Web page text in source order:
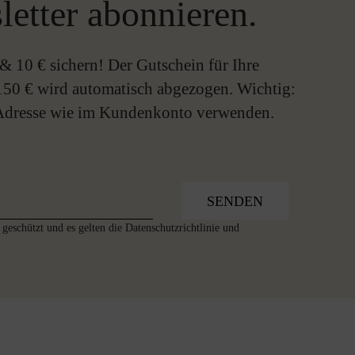
abonnieren.
10 € sichern! Der Gutschein für Ihre
€ wird automatisch abgezogen. Wichtig:
wie im Kundenkonto verwenden.
SENDEN
und es gelten die Datenschutzrichtlinie und